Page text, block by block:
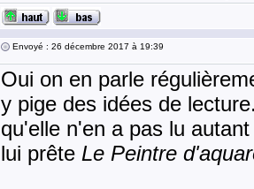
Envoyé : 26 décembre 2017 à 19:39
Oui on en parle
y pige des idées de
qu'elle n'en a pas lu
lui prête Le Peintre